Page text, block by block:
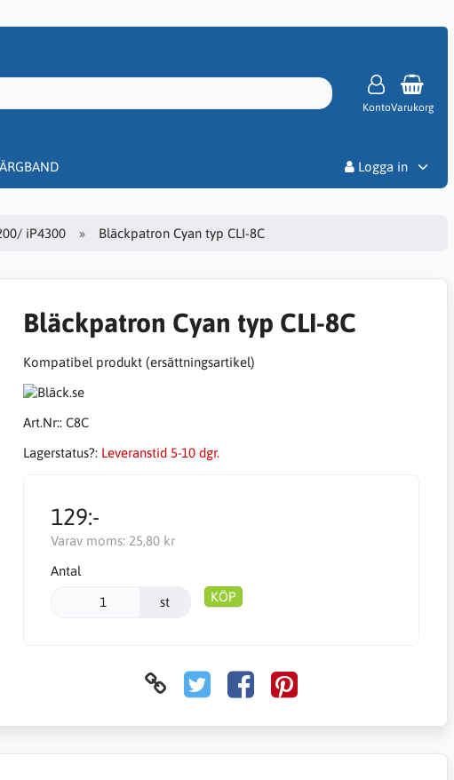
KontoVarukorg
Logga in
iP4300 Bläckpatron Cyan typ CLI-8C
Bläckpatron Cyan typ CLI-8C
Kompatibel produkt (ersättningsartikel)
Art.Nr:: C8C
Lagerstatus?: Leveranstid 5-10 dgr.
129:-
Varav moms: 25,80 kr
Antal
st KÖP